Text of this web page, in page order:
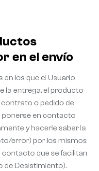
en el envío
los que el Usuario
la entrega, el producto
contrato o pedido de
ponerse en contacto
y hacerle saber la
error) por los mismos
que se facilitan
de Desistimiento).